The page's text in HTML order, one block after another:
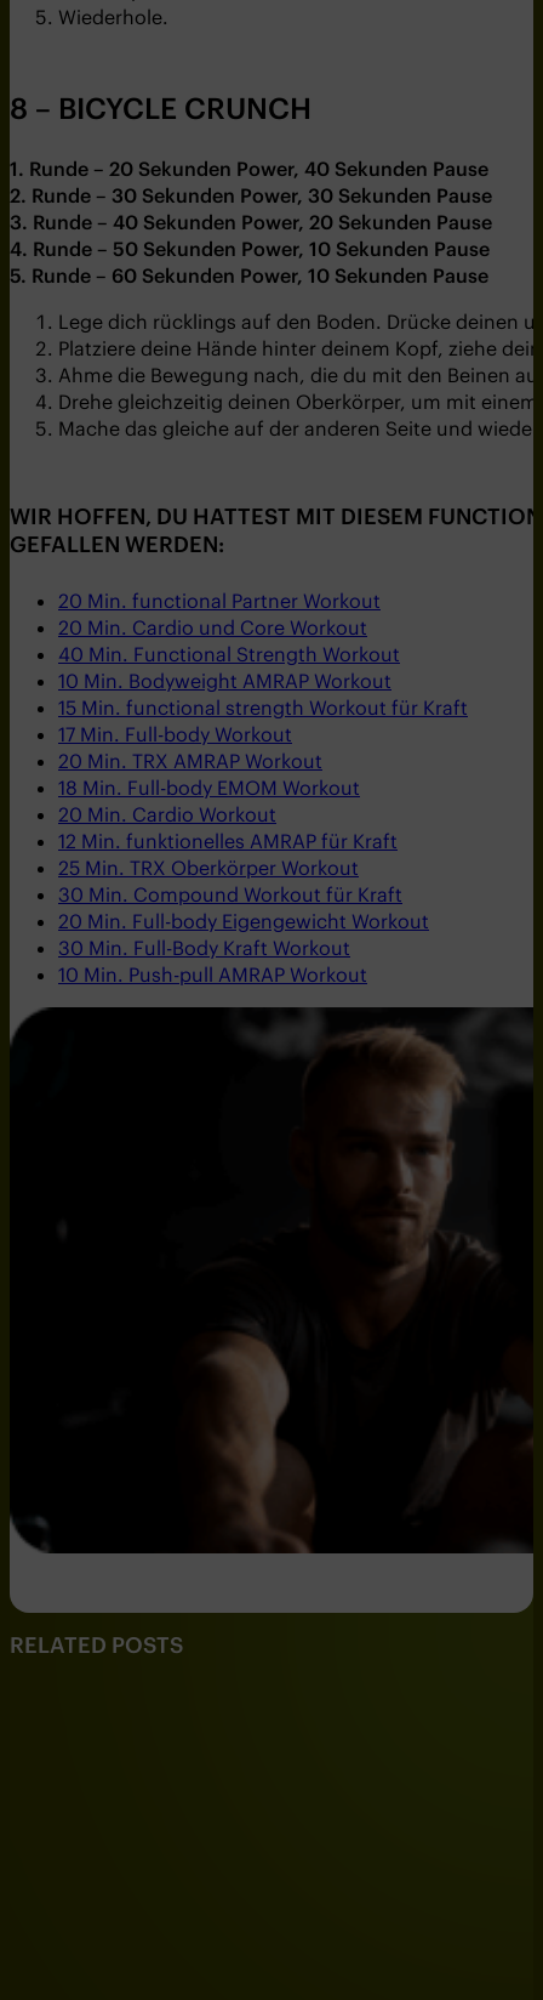
Wiederhole.
8 – BICYCLE CRUNCH
1. Runde – 20 Sekunden Power, 40 Sekunden Pause
2. Runde – 30 Sekunden Power, 30 Sekunden Pause
3. Runde – 40 Sekunden Power, 20 Sekunden Pause
4. Runde – 50 Sekunden Power, 10 Sekunden Pause
5. Runde – 60 Sekunden Power, 10 Sekunden Pause
Lege dich rücklings auf den Boden. Drücke deinen
Platziere deine Hände hinter deinem Kopf, ziehe
Ahme die Bewegung nach, die du mit den Beinen
Drehe gleichzeitig deinen Oberkörper, um mit
Mache das gleiche auf der anderen Seite und
WIR HOFFEN, DU HATTEST MIT DIESEM
EFALLEN WERDEN:
20 Min. functional Partner Workout
20 Min. Cardio und Core Workout
40 Min. Functional Strength Workout
10 Min. Bodyweight AMRAP Workout
15 Min. functional strength Workout für Kraft
17 Min. Full-body Workout
20 Min. TRX AMRAP Workout
18 Min. Full-body EMOM Workout
20 Min. Cardio Workout
12 Min. funktionelles AMRAP für Kraft
25 Min. TRX Oberkörper Workout
30 Min. Compound Workout für Kraft
20 Min. Full-body Eigengewicht Workout
30 Min. Full-Body Kraft Workout
10 Min. Push-pull AMRAP Workout
RELATED POSTS